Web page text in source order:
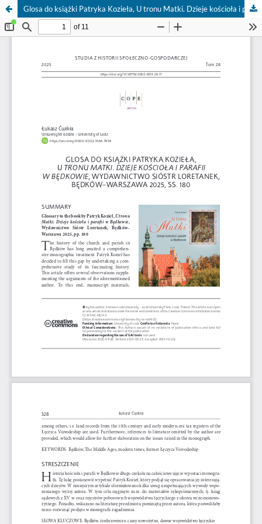
Glosa do książki Patryka Kozieła, U tronu Matki. Dzieje kościoła i parafii w Będkowie, Wydawnictwo Sióstr Loretanek, Będków–Warszawa 2025, ss. 180